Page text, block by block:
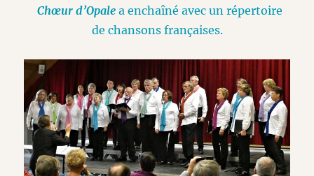
Chœur d’Opale a enchaîné avec un répertoire
de chansons françaises.